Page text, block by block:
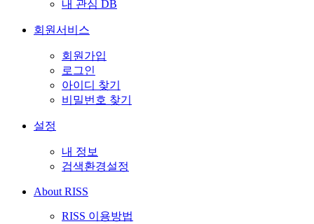
내 관심 DB
회원서비스
회원가입
로그인
아이디 찾기
비밀번호 찾기
설정
내 정보
검색환경설정
About RISS
RISS 이용방법